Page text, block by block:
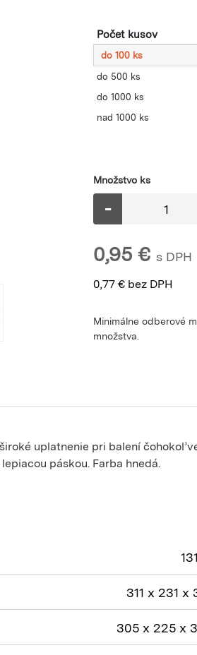
Počet kusov
do 100 ks
do 500 ks
do 1000 ks
nad 1000 ks
Množstvo ks
-
0,95 € s DPH
0,77 € bez DPH
Minimálne odberové
množstva.
uplatnenie pri balení
páskou. Farba hnedá.
311 x 231 x
305 x 225 x